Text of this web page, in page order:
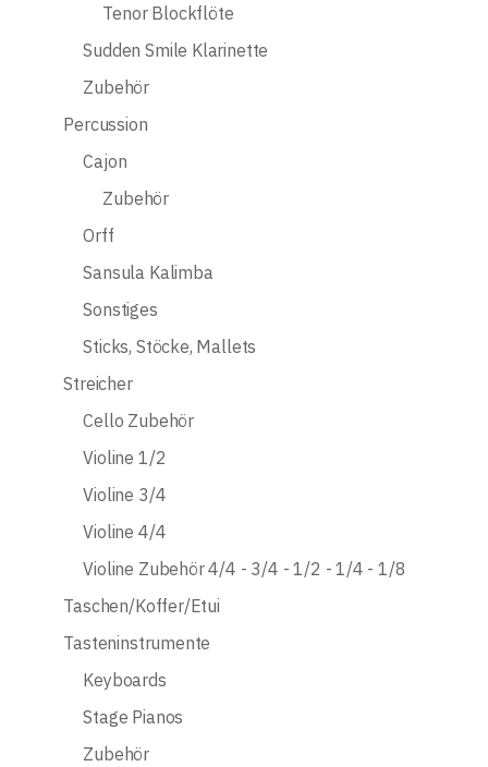
Tenor Blockflöte
Sudden Smile Klarinette
Zubehör
Percussion
Cajon
Zubehör
Orff
Sansula Kalimba
Sonstiges
Sticks, Stöcke, Mallets
Streicher
Cello Zubehör
Violine 1/2
Violine 3/4
Violine 4/4
Violine Zubehör 4/4 - 3/4 - 1/2 - 1/4 - 1/8
Taschen/Koffer/Etui
Tasteninstrumente
Keyboards
Stage Pianos
Zubehör